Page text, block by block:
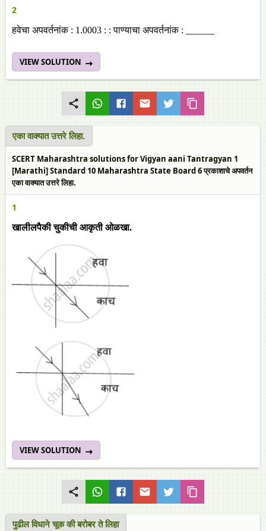
2
हवेचा अपवर्तनांक : 1.0003 : : पाण्याचा अपवर्तनांक : ______
VIEW SOLUTION
एका वाक्यात उत्तरे लिहा.
SCERT Maharashtra solutions for Vigyan aani Tantragyan 1
[Marathi] Standard 10 Maharashtra State Board 6 प्रकाशाचे अपवर्तन
एका वाक्यात उत्तरे लिहा.
1
खालीलपैकी चुकीची आकृती ओळखा.
VIEW SOLUTION
पुढील विधाने चूक की बरोबर ते लिहा